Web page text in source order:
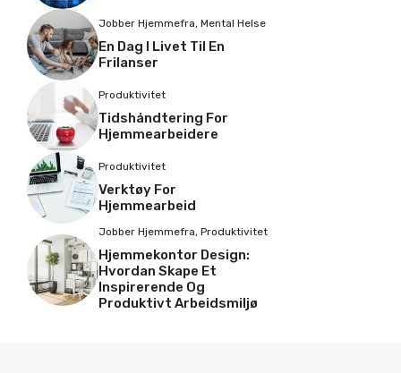
Jobber Hjemmefra, Mental Helse
En Dag I Livet Til En
Frilanser
Produktivitet
Tidshåndtering For
Hjemmearbeidere
Produktivitet
Verktøy For
Hjemmearbeid
Jobber Hjemmefra, Produktivitet
Hjemmekontor Design:
Hvordan Skape Et
Inspirerende Og
Produktivt Arbeidsmiljø